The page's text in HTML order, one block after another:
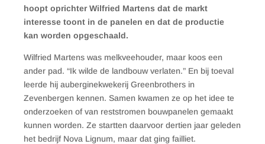
hoopt oprichter Wilfried Martens dat de markt
interesse toont in de panelen en dat de productie
kan worden opgeschaald.
Wilfried Martens was melkveehouder, maar koos een
ander pad. “Ik wilde de landbouw verlaten.” En bij toeval
leerde hij auberginekwekerij Greenbrothers in
Zevenbergen kennen. Samen kwamen ze op het idee te
onderzoeken of van reststromen bouwpanelen gemaakt
kunnen worden. Ze startten daarvoor dertien jaar geleden
het bedrijf Nova Lignum, maar dat ging failliet.